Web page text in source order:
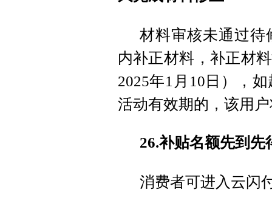
材料审核未通过待
内补正材料，补正材
2025年1月10日），
活动有效期的，该用
26.补贴名额先到
消费者可进入云闪